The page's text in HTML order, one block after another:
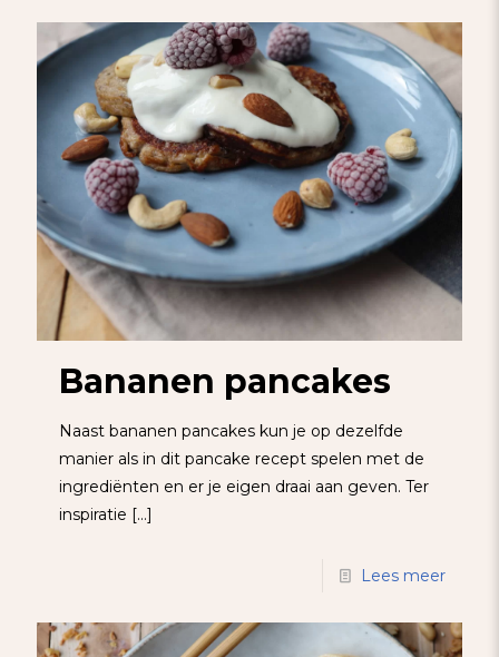
Bananen pancakes
Naast bananen pancakes kun je op dezelfde
manier als in dit pancake recept spelen met de
ingrediënten en er je eigen draai aan geven. Ter
inspiratie […]
Lees meer